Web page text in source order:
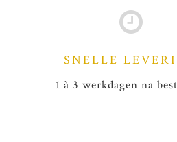
SNELLE
1 à 3 werkdagen na